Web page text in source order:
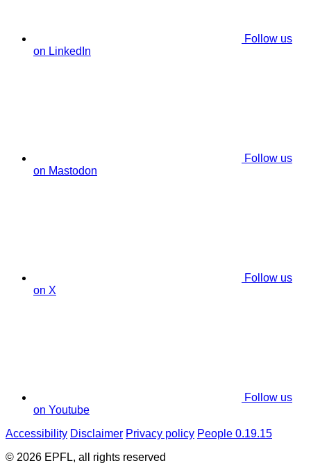
Follow us
on LinkedIn
Follow us
on Mastodon
Follow us
on X
Follow us
on Youtube
Accessibility Disclaimer Privacy policy People 0.19.15
© 2026 EPFL, all rights reserved